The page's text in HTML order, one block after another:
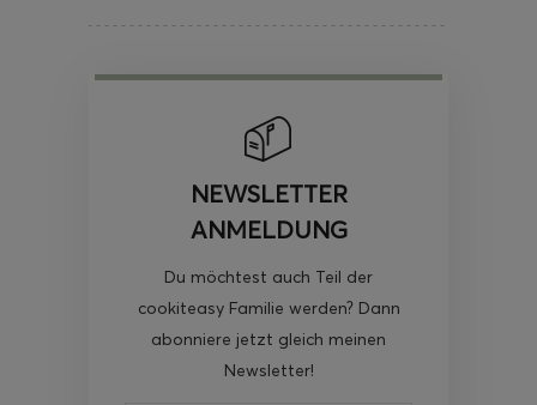
NEWSLETTER
ANMELDUNG
Du möchtest auch Teil der
cookiteasy Familie werden? Dann
abonniere jetzt gleich meinen
Newsletter!